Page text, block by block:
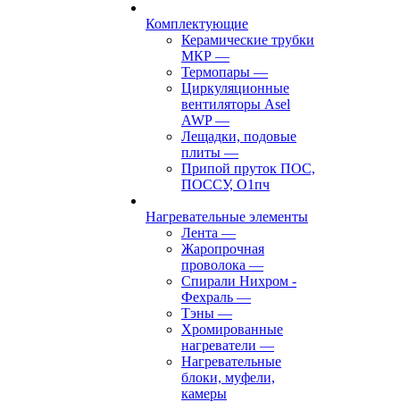
Комплектующие
Керамические трубки
МКР —
Термопары —
Циркуляционные
вентиляторы Asel
AWP—
Лещадки, подовые
плиты —
Припой пруток ПОС,
ПОССУ, О1пч
Нагревательные элементы
Лента —
Жаропрочная
проволока —
Спирали Нихром -
Фехраль —
Тэны —
Хромированные
нагреватели —
Нагревательные
блоки, муфели,
камеры